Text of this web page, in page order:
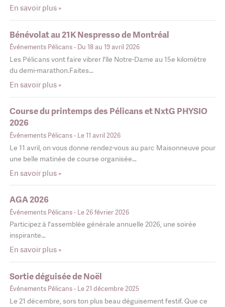
En savoir plus »
Bénévolat au 21K Nespresso de Montréal
Événements Pélicans- Du 18 au 19 avril 2026
Les Pélicans vont faire vibrer l'île Notre-Dame au 15e kilomètre
du demi-marathon.Faites…
En savoir plus »
Course du printemps des Pélicans et NxtG PHYSIO
2026
Événements Pélicans- Le 11 avril 2026
Le 11 avril, on vous donne rendez-vous au parc Maisonneuve pour
une belle matinée de course organisée…
En savoir plus »
AGA 2026
Événements Pélicans- Le 26 février 2026
Participez à l'assemblée générale annuelle 2026, une soirée
inspirante…
En savoir plus »
Sortie déguisée de Noël
Événements Pélicans- Le 21 décembre 2025
Le 21 décembre, sors ton plus beau déguisement festif. Que ce